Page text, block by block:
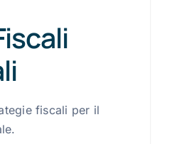
fiscali per il